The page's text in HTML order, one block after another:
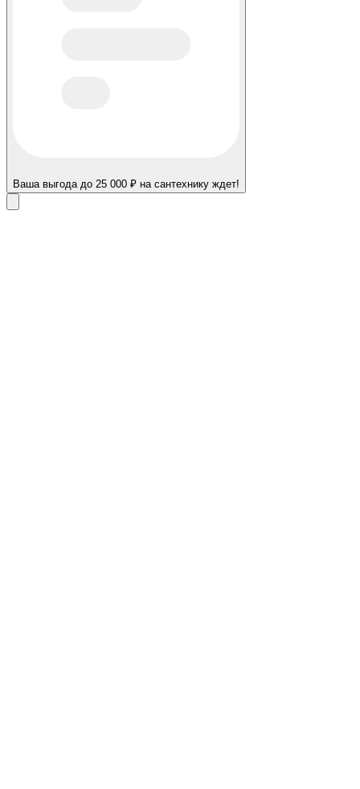
Ваша выгода до 25 000 ₽ на сантехнику ждет!